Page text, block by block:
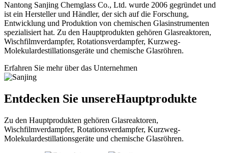
Nantong Sanjing Chemglass Co., Ltd. wurde 2006 gegründet und
ist ein Hersteller und Händler, der sich auf die Forschung,
Entwicklung und Produktion von chemischen Glasinstrumenten
spezialisiert hat. Zu den Hauptprodukten gehören Glasreaktoren,
Wischfilmverdampfer, Rotationsverdampfer, Kurzweg-
Molekulardestillationsgeräte und chemische Glasröhren.
Erfahren Sie mehr über das Unternehmen
Entdecken Sie unsereHauptprodukte
Zu den Hauptprodukten gehören Glasreaktoren,
Wischfilmverdampfer, Rotationsverdampfer, Kurzweg-
Molekulardestillationsgeräte und chemische Glasröhren.